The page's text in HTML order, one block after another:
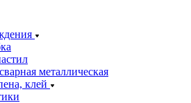
металлическая
клей